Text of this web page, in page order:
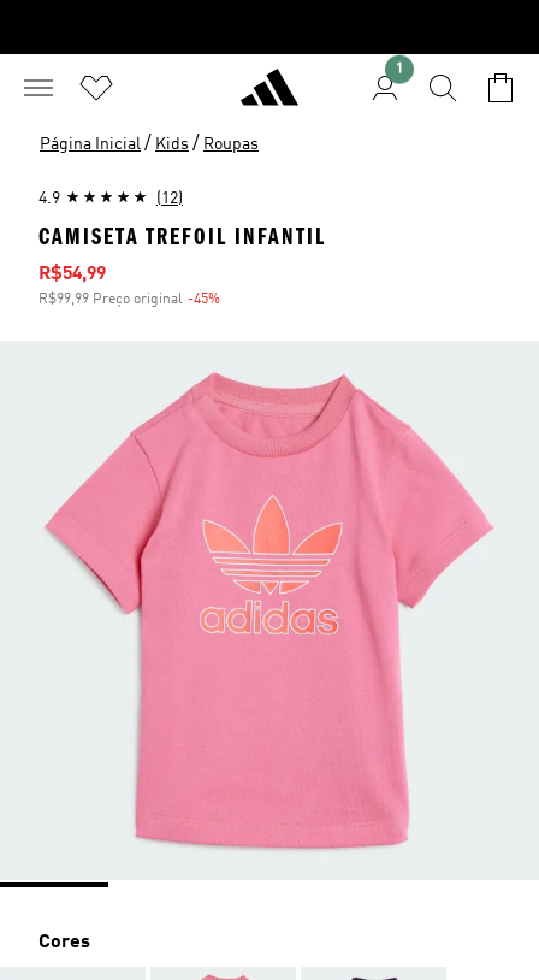
1
Página Inicial / Kids / Roupas
4.9 (12)
CAMISETA TREFOIL INFANTIL
Preço com desconto
R$54,99
R$99,99 Preço original -45%
Cores